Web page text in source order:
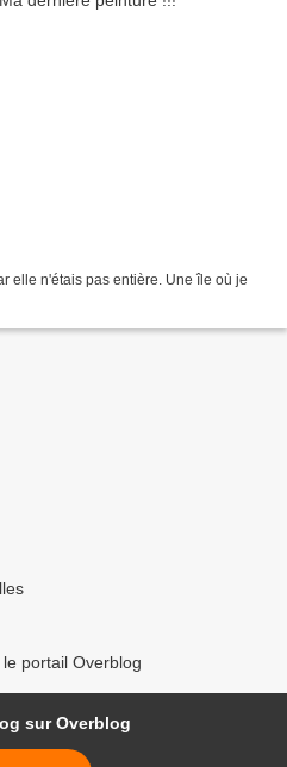
elle n'étais pas entière. Une île où je
portail Overblog
sur Overblog